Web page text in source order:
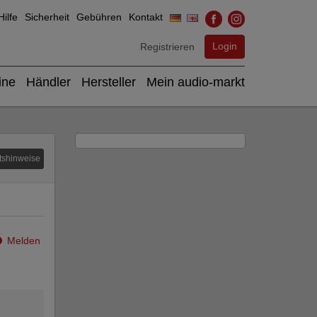
Sicherheit Gebühren Kontakt
Registrieren Login
Händler Hersteller Mein audio-markt
Melden